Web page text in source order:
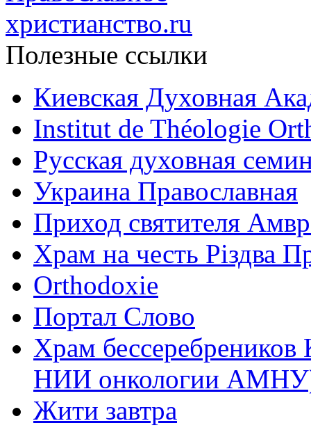
Полезные ссылки
Киевская Духовная
Institut de Théologie
Русская духовная
Украина Православная
Приход святителя
Храм на честь Різдва
Оrthodoxie
Портал Слово
Храм
НИИ онкологии
Жити завтра